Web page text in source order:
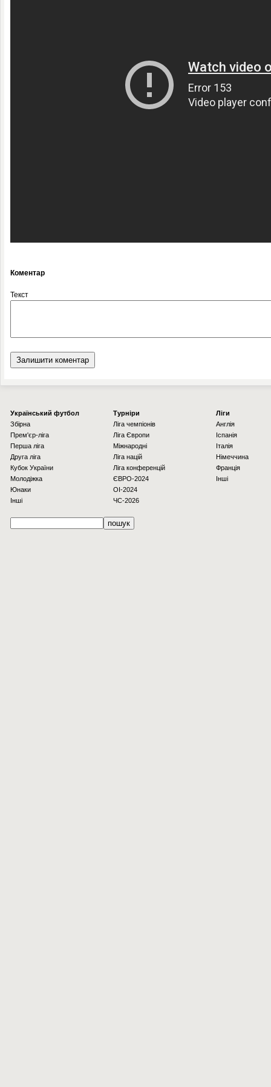
Коментар
Текст
Українcький футбол
Збірна
Прем'єр-ліга
Перша ліга
Друга ліга
Кубок України
Молодіжка
Юнаки
Інші
Турніри
Ліга чемпіонів
Ліга Європи
Міжнародні
Ліга націй
Ліга конференцій
ЄВРО-2024
OI-2024
ЧС-2026
Ліги
Англія
Іспанія
Італія
Німеччина
Франція
Інші